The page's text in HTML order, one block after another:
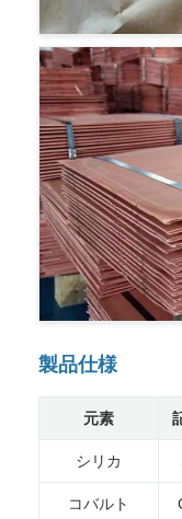
製品仕様
元素
シリカ
コバルト